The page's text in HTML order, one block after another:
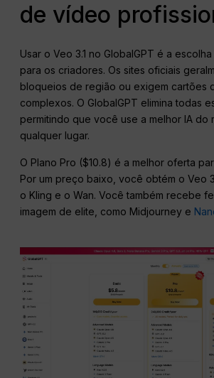
de vídeo
Usar o Veo 3.1 no GlobalGPT é a
para os criadores. Os sites oficiais
bloqueios de região ou exigem cartões
complexos. O GlobalGPT elimina todas
permitindo que você use a melhor IA do
qualquer lugar.
O Plano Pro ($10.8) é a melhor oferta
Por um preço baixo, você obtém o Veo
o Kling e o Wan. Você também recebe
imagem de elite, como Midjourney e